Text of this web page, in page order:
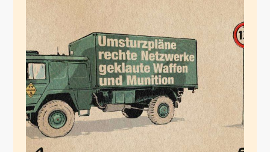
Quizzfrage
Juli 25, 2020